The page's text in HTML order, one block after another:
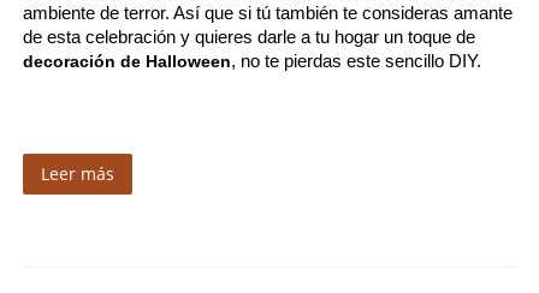
ambiente de terror. Así que si tú también te consideras amante
decoración de Halloween, no te pierdas este sencillo DIY.
Leer más